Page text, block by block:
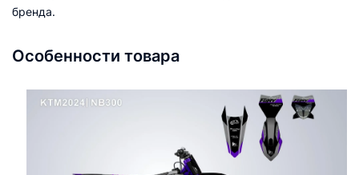
бренда.
Особенности товара